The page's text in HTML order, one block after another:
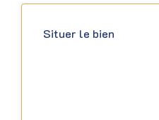
Situer le bien